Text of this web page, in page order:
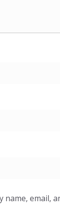
name, email,